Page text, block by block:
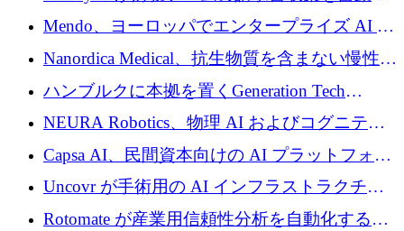
するために 55 万ユーロを調達
Mendo、ヨーロッパでエンタープライズ AI 導
入を拡大するために 1,200 万ユーロを確保
Nanordica Medical、抗生物質を含まない慢性創
傷治療薬を市場に投入するために 160 万ユー
ロを調達
ハンブルクに本拠を置くGeneration Tech
Partnersが5,000万ユーロのAIロールアップファ
NEURA Robotics、物理 AI およびコグニティ
ブ ロボティクス プラットフォームを拡張する
ためにシリーズ C で最大 14 億ドルを確保
Capsa AI、民間資本向けの AI プラットフォー
ムを拡大するために 1,800 万ドルを調達
Uncovr が手術用の AI インフラストラクチャ
を構築するために 700 万ドルを調達
Rotomate が産業用信頼性分析を自動化するた